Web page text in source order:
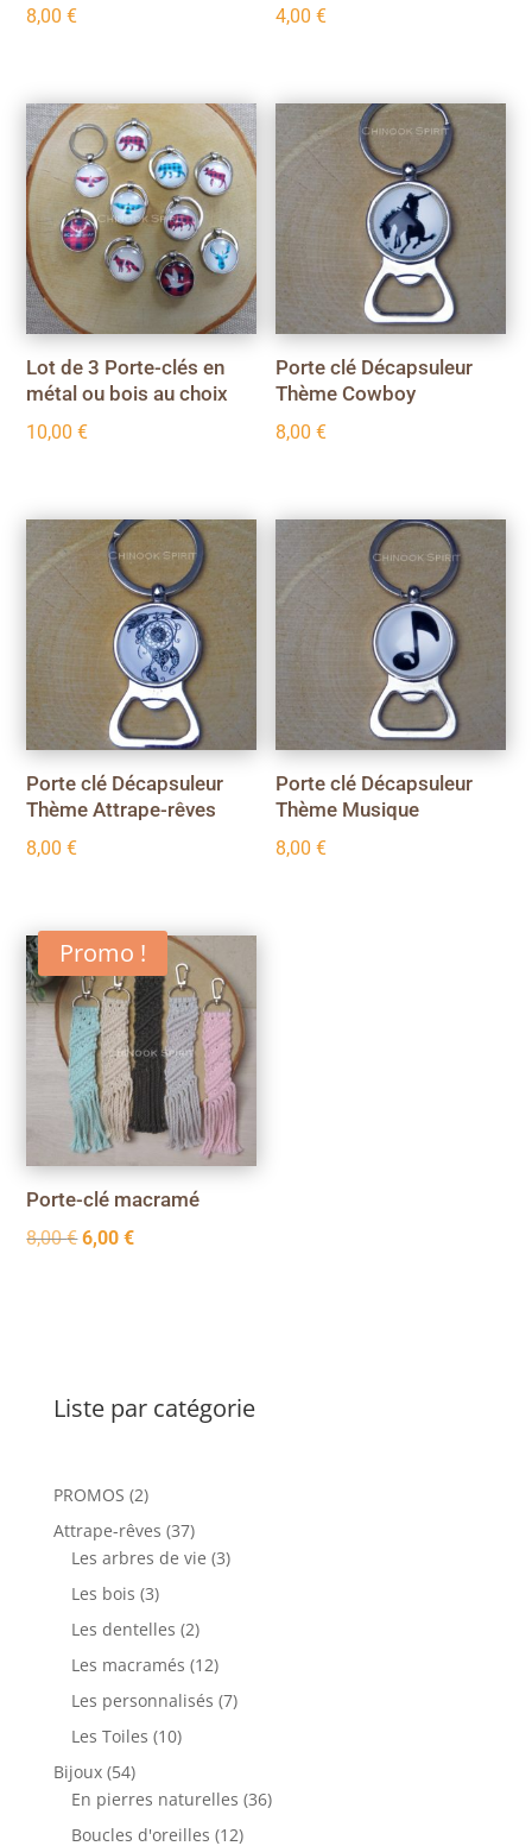
8,00€ 4,00€
Lot de 3 Porte-clés en
métal ou bois au choix
10,00€
Porte clé Décapsuleur
Thème Cowboy
8,00€
Porte clé Décapsuleur
Thème Attrape-rêves
8,00€
Porte clé Décapsuleur
Thème Musique
8,00€
Promo !
Porte-clé macramé
8,00€Le
6,00€Le
Liste par catégorie
PROMOS 22
produits
Attrape-rêves 3737
produits
Les arbres de vie 33
Les bois 33
produits
Les dentelles 22
produits
Les macramés 1212
produits
Les personnalisés 77
Les Toiles 1010
Bijoux 5454
produits
En pierres naturelles 3636
Boucles d'oreilles 1212